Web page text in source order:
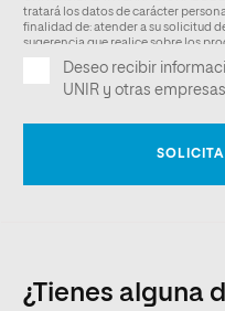
¿Tienes alguna